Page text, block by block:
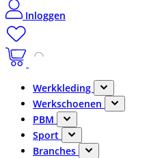
Inloggen
Werkkleding
Werkschoenen
PBM
Sport
Branches